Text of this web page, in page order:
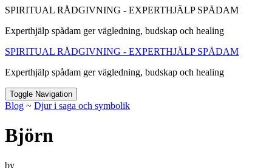
SPIRITUAL RÅDGIVNING - EXPERTHJÄLP SPÅDAM
Experthjälp spådam ger vägledning, budskap och healing
SPIRITUAL RÅDGIVNING - EXPERTHJÄLP SPÅDAM
Experthjälp spådam ger vägledning, budskap och healing
Toggle Navigation
Blog ~ Djur i saga och symbolik
Björn
by